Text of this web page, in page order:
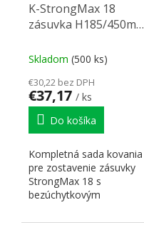
K-StrongMax 18
zásuvka H185/450mm
Skladom (500 ks)
€30,22 bez DPH
€37,17 / ks
Do košíka
Kompletná sada kovania
pre zostavenie zásuvky
StrongMax 18 s
bezúchytkovým
doplniť prírezy...